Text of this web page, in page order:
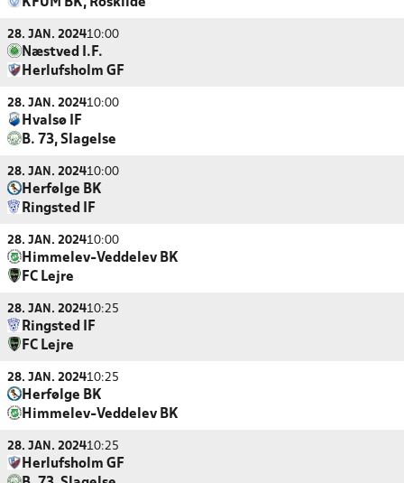
KFUM BK, Roskilde
28. JAN. 202410:00
Næstved I.F.
Herlufsholm GF
28. JAN. 202410:00
Hvalsø IF
B. 73, Slagelse
28. JAN. 202410:00
Herfølge BK
Ringsted IF
28. JAN. 202410:00
Himmelev-Veddelev BK
FC Lejre
28. JAN. 202410:25
Ringsted IF
FC Lejre
28. JAN. 202410:25
Herfølge BK
Himmelev-Veddelev BK
28. JAN. 202410:25
Herlufsholm GF